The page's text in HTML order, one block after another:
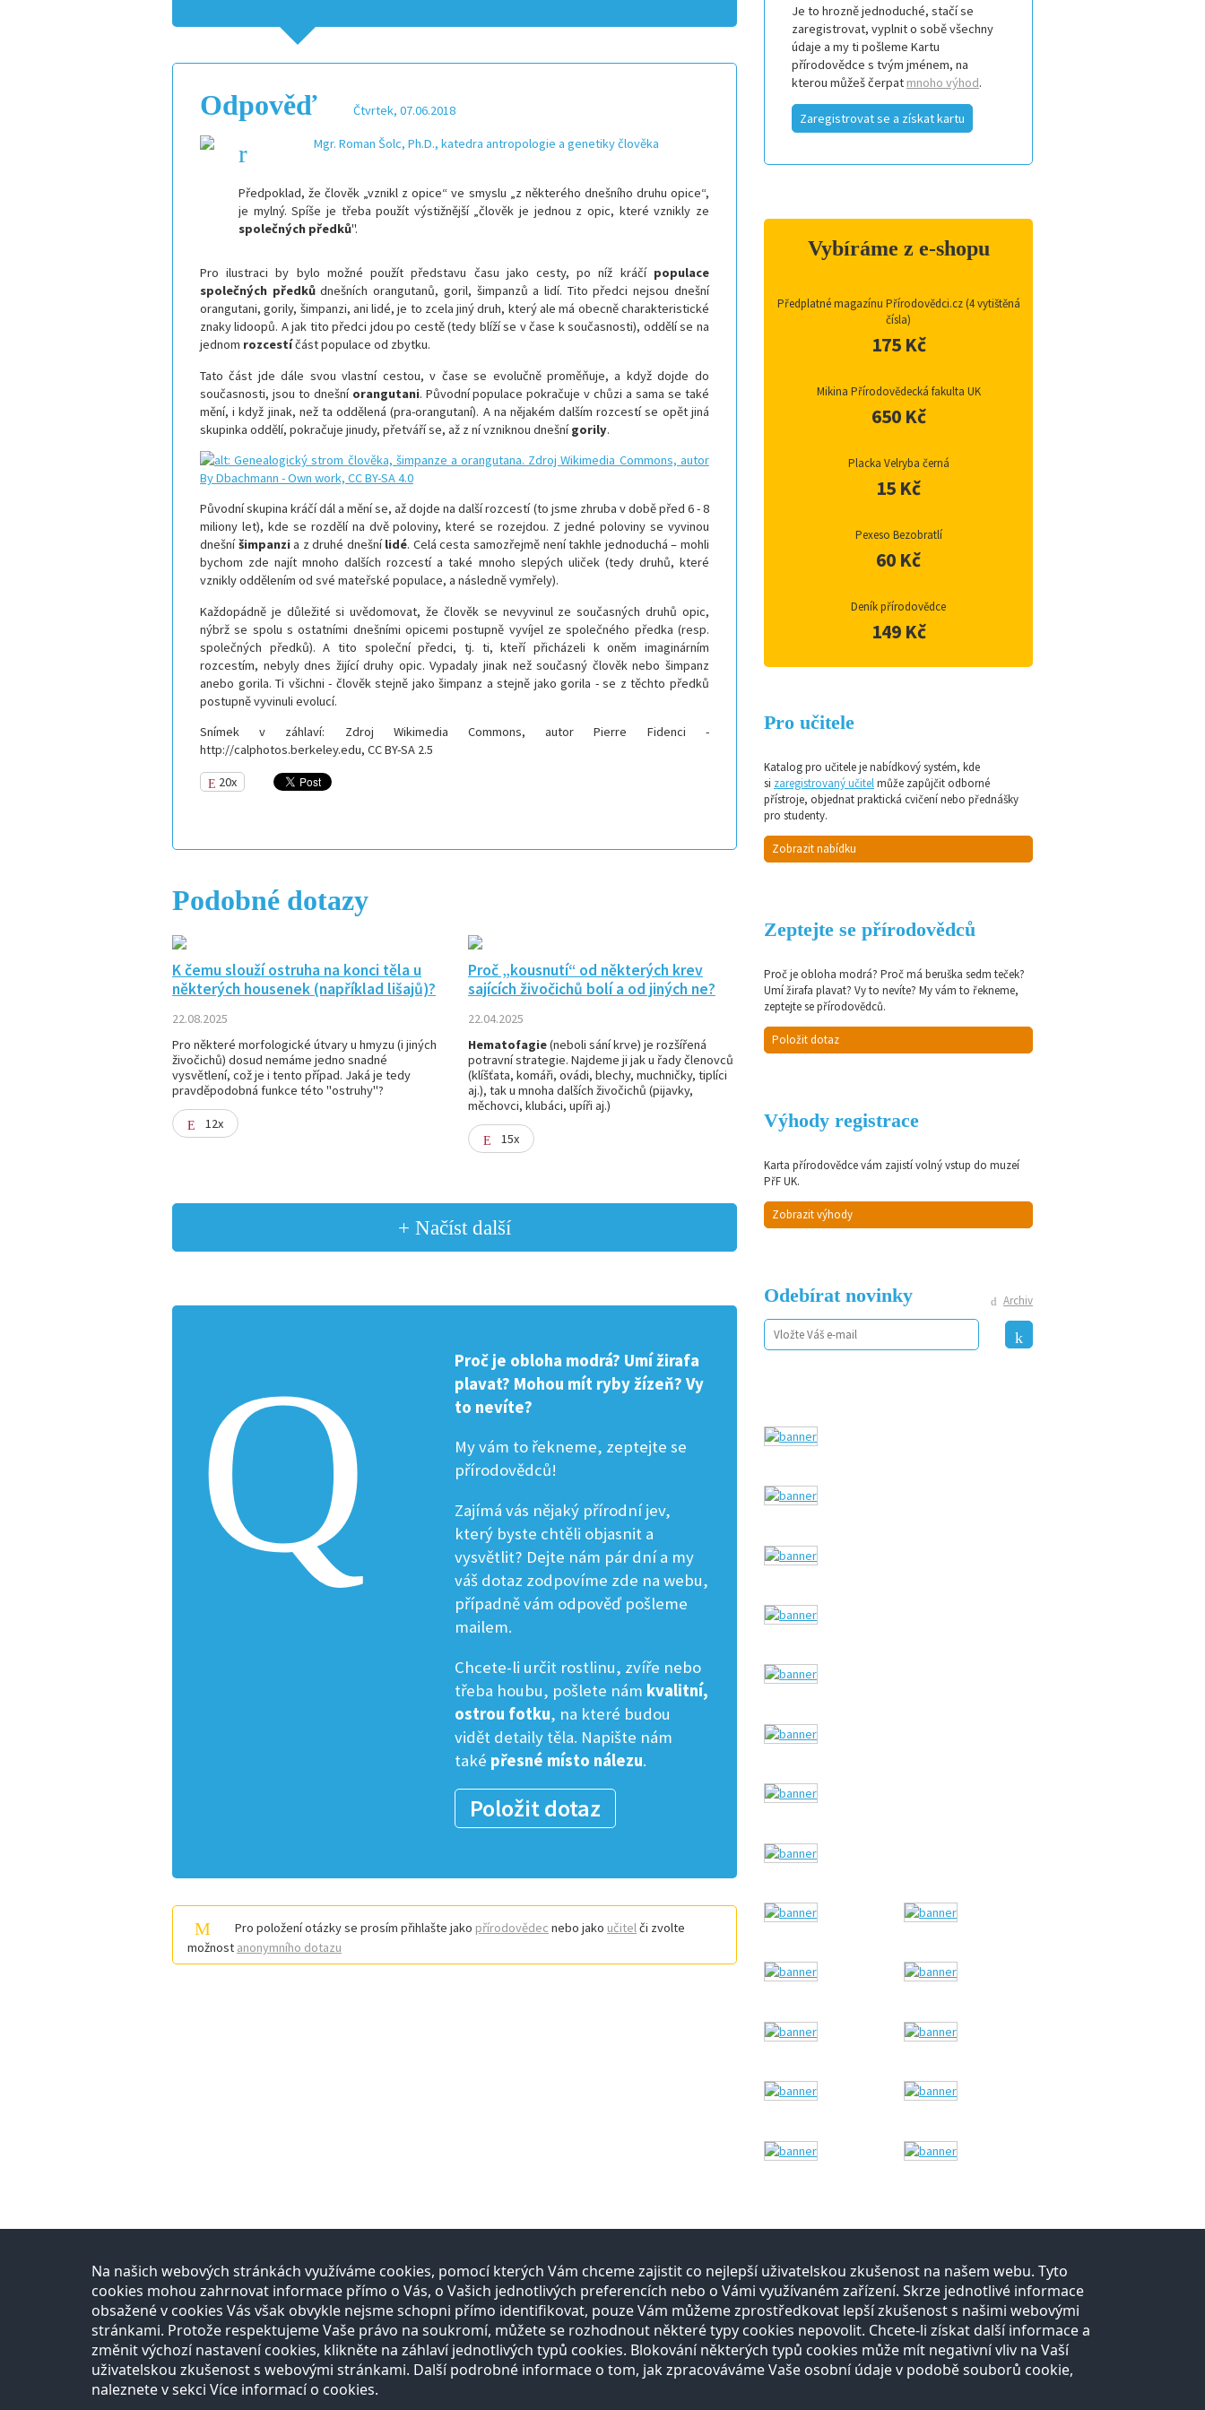
Odpověď Čtvrtek, 07.06.2018
Mgr. Roman Šolc, Ph.D., katedra antropologie a genetiky člověka
Předpoklad, že člověk „vznikl z opice“ ve smyslu „z některého dnešního druhu opice“,
je mylný. Spíše je třeba použít výstižnější „člověk je jednou z opic, které vznikly ze
společných předků".
Pro ilustraci by bylo možné použít představu času jako cesty, po níž kráčí populace
společných předkůdnešních orangutanů, goril, šimpanzů a lidí. Tito předci nejsou dnešní
orangutani, gorily, šimpanzi, ani lidé, je to zcela jiný druh, který ale má obecně charakteristické
znaky lidoopů. A jak tito předci jdou po cestě (tedy blíží se v čase k současnosti), oddělí se na
jednom rozcestíčást populace od zbytku.
Tato část jde dále svou vlastní cestou, v čase se evolučně proměňuje, a když dojde do
současnosti, jsou to dnešní orangutani. Původní populace pokračuje v chůzi a sama se také
mění, i když jinak, než ta oddělená (pra-orangutaní). A na nějakém dalším rozcestí se opět jiná
skupinka oddělí, pokračuje jinudy, přetváří se, až z ní vzniknou dnešnígorily.
Původní skupina kráčí dál a mění se, až dojde na další rozcestí (to jsme zhruba v době před 6 - 8
miliony let), kde se rozdělí na dvě poloviny, které se rozejdou. Z jedné poloviny se vyvinou
dnešníšimpanzia z druhé dnešnílidé. Celá cesta samozřejmě není takhle jednoduchá – mohli
bychom zde najít mnoho dalších rozcestí a také mnoho slepých uliček (tedy druhů, které
vznikly oddělením od své mateřské populace, a následně vymřely).
Každopádně je důležité si uvědomovat, že člověk se nevyvinul ze současných druhů opic,
nýbrž se spolu s ostatními dnešními opicemi postupně vyvíjel ze společného předka (resp.
společných předků). A tito společní předci, tj. ti, kteří přicházeli k oněm imaginárním
rozcestím, nebyly dnes žijící druhy opic. Vypadaly jinak než současný člověk nebo šimpanz
anebo gorila. Ti všichni - člověk stejně jako šimpanz a stejně jako gorila - se z těchto předků
postupně vyvinuli evolucí.
Snímek v záhlaví: Zdroj Wikimedia Commons, autor Pierre Fidenci -
http://calphotos.berkeley.edu, CC BY-SA 2.5
20x
Podobné dotazy
K čemu slouží ostruha na konci těla u
některých housenek (například lišajů)?
22.08.2025
Pro některé morfologické útvary u hmyzu (i jiných
živočichů) dosud nemáme jedno snadné
vysvětlení, což je i tento případ. Jaká je tedy
pravděpodobná funkce této "ostruhy"?
12x
Proč „kousnutí“ od některých krev
sajících živočichů bolí a od jiných ne?
22.04.2025
Hematofagie(neboli sání krve) je rozšířená
potravní strategie. Najdeme ji jak u řady členovců
(klíšťata, komáři, ovádi, blechy, muchničky, tiplíci
aj.), tak u mnoha dalších živočichů (pijavky,
měchovci, klubáci, upíři aj.)
15x
+ Načíst další
Proč je obloha modrá? Umí žirafa
plavat? Mohou mít ryby žízeň? Vy
to nevíte?
My vám to řekneme, zeptejte se
přírodovědců!
Zajímá vás nějaký přírodní jev,
který byste chtěli objasnit a
vysvětlit? Dejte nám pár dní a my
váš dotaz zodpovíme zde na webu,
případně vám odpověď pošleme
mailem.
Chcete-li určit rostlinu, zvíře nebo
třeba houbu, pošlete nám kvalitní,
ostrou fotku, na které budou
vidět detaily těla. Napište nám
také přesné místo nálezu.
Položit dotaz
Pro položení otázky se prosím přihlašte jako přírodovědec nebo jako učitelči zvolte
možnost anonymního dotazu
Je to hrozně jednoduché, stačí se
zaregistrovat, vyplnit o sobě všechny
údaje a my ti pošleme Kartu
přírodovědce s tvým jménem, na
kterou můžeš čerpat mnoho výhod.
Zaregistrovat se a získat kartu
Vybíráme z e-shopu
Předplatné magazínu Přírodovědci.cz (4 vytištěná
čísla)
175 Kč
Mikina Přírodovědecká fakulta UK
650 Kč
Placka Velryba černá
15 Kč
Pexeso Bezobratlí
60 Kč
Deník přírodovědce
149 Kč
Pro učitele
Katalog pro učitele je nabídkový systém, kde
si zaregistrovaný učitelmůže zapůjčit odborné
přístroje, objednat praktická cvičení nebo přednášky
pro studenty.
Zobrazit nabídku
Zeptejte se přírodovědců
Proč je obloha modrá? Proč má beruška sedm teček?
Umí žirafa plavat? Vy to nevíte? My vám to řekneme,
zeptejte se přírodovědců.
Položit dotaz
Výhody registrace
Karta přírodovědce vám zajistí volný vstup do muzeí
PřF UK.
Zobrazit výhody
Archiv
Odebírat novinky
Přírodovědci
O projektu
Naši partneři
Razítková samoobsluha
Autoři
Vědci
Zeptejte se přírodovědců
Učitelé
Registrace
Nabídka služeb
E-shop
Registrace
Otevírací doba
Vše o nákupu
Reklamační řád
Kontakt
Všechny kontakty Pro média
Na našich webových stránkách využíváme cookies, pomocí kterých Vám chceme zajistit co nejlepší uživatelskou zkušenost na našem webu. Tyto
cookies mohou zahrnovat informace přímo o Vás, o Vašich jednotlivých preferencích nebo o Vámi využívaném zařízení. Skrze jednotlivé informace
obsažené v cookies Vás však obvykle nejsme schopni přímo identifikovat, pouze Vám můžeme zprostředkovat lepší zkušenost s našimi webovými
stránkami. Protože respektujeme Vaše právo na soukromí, můžete se rozhodnout některé typy cookies nepovolit. Chcete-li získat další informace a
změnit výchozí nastavení cookies, klikněte na záhlaví jednotlivých typů cookies. Blokování některých typů cookies může mít negativní vliv na Vaší
uživatelskou zkušenost s webovými stránkami. Další podrobné informace o tom, jak zpracováváme Vaše osobní údaje v podobě souborů cookie,
naleznete v sekci Více informací o cookies.